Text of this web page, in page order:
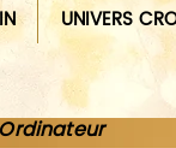
UNIVERS